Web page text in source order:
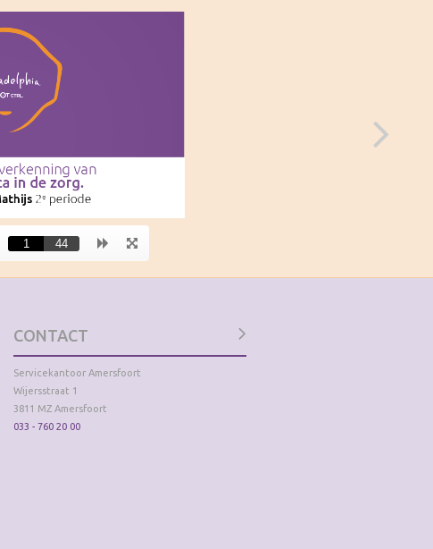
CONTACT
Servicekantoor Amersfoort
Wijersstraat 1
3811 MZ Amersfoort
033 - 760 20 00